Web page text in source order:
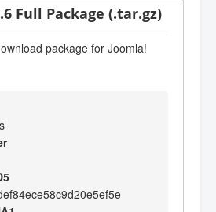
Full Package (.tar.gz)
package for Joomla!